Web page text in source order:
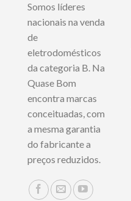
Somos líderes
nacionais na venda
de
eletrodomésticos
da categoria B. Na
Quase Bom
encontra marcas
conceituadas, com
a mesma garantia
do fabricante a
preços reduzidos.